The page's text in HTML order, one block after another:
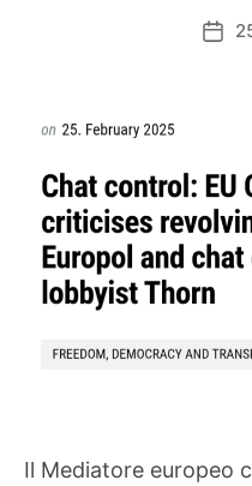
Data
Il Mediatore europeo